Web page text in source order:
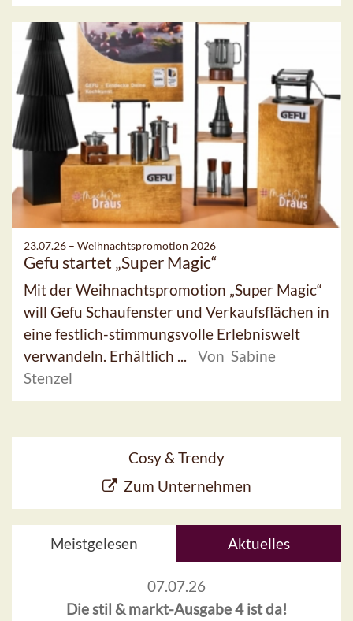
23.07.26 – Weihnachtspromotion 2026
Gefu startet „Super Magic“
Mit der Weihnachtspromotion „Super Magic“
will Gefu Schaufenster und Verkaufsflächen in
eine festlich-stimmungsvolle Erlebniswelt
verwandeln. Erhältlich ...
Von Sabine
Stenzel
Cosy & Trendy
Zum Unternehmen
Meistgelesen Aktuelles
07.07.26
Die stil & markt-Ausgabe 4 ist da!